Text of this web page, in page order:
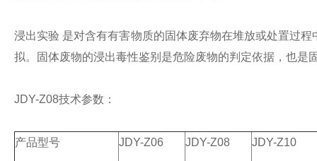
浸出实验 是对含有有害物质的固体废弃物在堆放或处置过
拟。固体废物的浸出毒性鉴别是危险废物的判定依据，也是
JDY-Z08技术参数：
产品型号 JDY-Z06 JDY-Z08 JDY-Z10